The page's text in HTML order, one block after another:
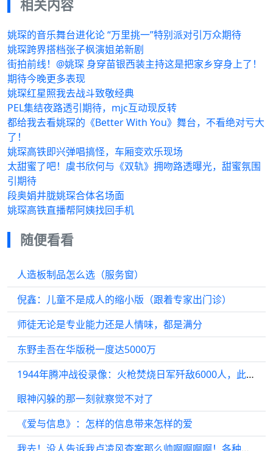
相关内容
姚琛的音乐舞台进化论 “万里挑一”特别派对引万众期待
姚琛跨界搭档张子枫演姐弟新剧
街拍前线！@姚琛 身穿苗银西装主持这是把家乡穿身上了！
期待今晚更多表现
姚琛红星照我去战斗致敬经典
PEL集结夜路透引期待，mjc互动现反转
都给我去看姚琛的《Better With You》舞台，不看绝对亏大
了！
姚琛高铁即兴弹唱搞怪，车厢变欢乐现场
太甜蜜了吧！虞书欣何与《双轨》拥吻路透曝光，甜蜜氛围
引期待
段奥娟井胧姚琛合体名场面
姚琛高铁直播帮阿姨找回手机
随便看看
人造板制品怎么选（服务窗）
倪鑫：儿童不是成人的缩小版（跟着专家出门诊）
师徒无论是专业能力还是人情味，都是满分
东野圭吾在华版税一度达5000万
1944年腾冲战役录像：火枪焚烧日军歼敌6000人，此外遍地英烈身死
眼神闪躲的那一刻就察觉不对了
《爱与信息》：怎样的信息带来怎样的爱